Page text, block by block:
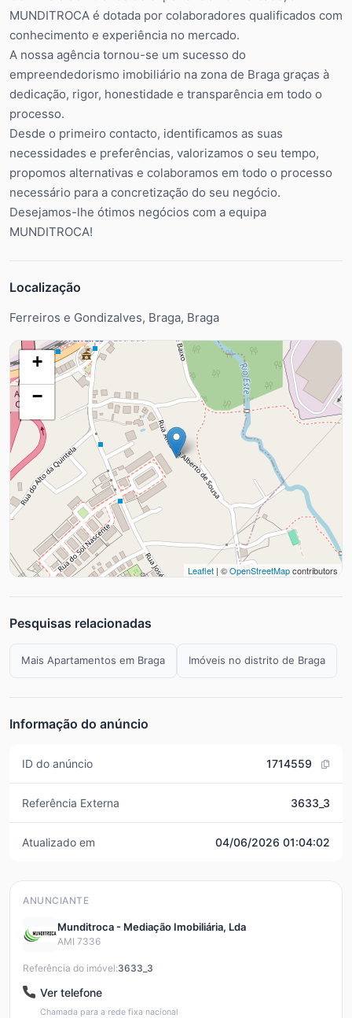
MUNDITROCA é dotada por colaboradores qualificados com
conhecimento e experiência no mercado.
A nossa agência tornou-se um sucesso do
empreendedorismo imobiliário na zona de Braga graças à
dedicação, rigor, honestidade e transparência em todo o
processo.
Desde o primeiro contacto, identificamos as suas
necessidades e preferências, valorizamos o seu tempo,
propomos alternativas e colaboramos em todo o processo
necessário para a concretização do seu negócio.
Desejamos-lhe ótimos negócios com a equipa
MUNDITROCA!
Localização
Ferreiros e Gondizalves, Braga, Braga
+
−
Leaflet | ©OpenStreetMapcontributors
Pesquisas relacionadas
Mais Apartamentos em Braga Imóveis no distrito de Braga
Informação do anúncio
ID do anúncio 1714559
Referência Externa 3633_3
Atualizado em 04/06/2026 01:04:02
ANUNCIANTE
Munditroca - Mediação Imobiliária, Lda
AMI 7336
Referência do imóvel:3633_3
Ver telefone
Chamada para a rede fixa nacional